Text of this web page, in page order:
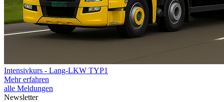
Intensivkurs - Lang-LKW TYP1
Mehr erfahren
alle Meldungen
Newsletter